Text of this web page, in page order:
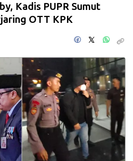
Kadis PUPR Sumut
OTT KPK